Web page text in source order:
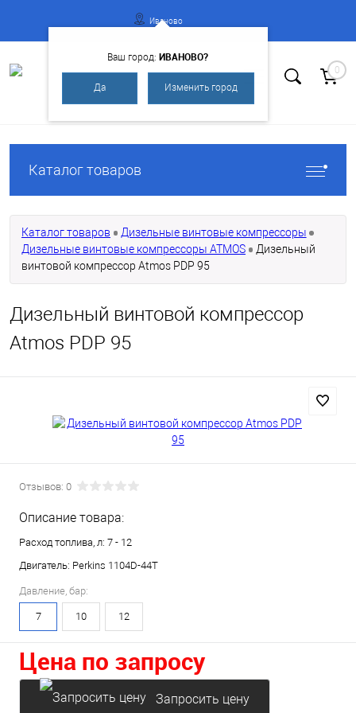
Регистрация
Иваново
Ваш город: ИВАНОВО?
Да Изменить город
0
Каталог товаров
Каталог товаров
Дизельные винтовые компрессоры
Дизельные винтовые компрессоры ATMOS
Дизельный
винтовой компрессор Atmos PDP 95
Дизельный винтовой компрессор
Atmos PDP 95
Отзывов: 0
Описание товара:
Расход топлива, л: 7 - 12
Двигатель: Perkins 1104D-44T
Давление, бар:
7 10 12
Цена по запросу
Запросить цену